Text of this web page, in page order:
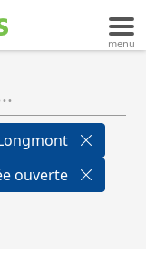
ouverte